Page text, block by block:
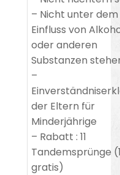
– Nicht unter dem
Einfluss von
oder anderen
Substanzen
–
der Eltern für
Minderjährige
– Rabatt:11
Tandemsprünge
gratis)